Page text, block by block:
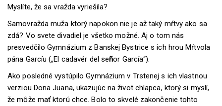
Myslíte, že sa vražda vyriešila?
Samovražda muža ktorý napokon nie je až taký mŕtvy ako sa
zdá? Vo svete divadiel je všetko možné. Aj o tom nás
presvedčilo Gymnázium z Banskej Bystrice s ich hrou Mŕtvola
pána Garcíu („El cadavér del señor García“).
Ako posledné vystúpilo Gymnázium v Trstenej s ich vlastnou
verziou Dona Juana, ukazujúc na život chlapca, ktorý si myslí,
že môže mať ktorú chce. Bolo to skvelé zakončenie tohto